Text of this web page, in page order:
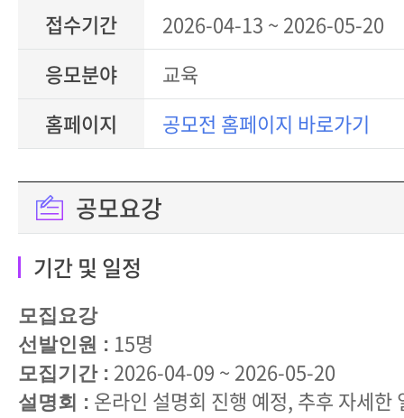
접수기간
2026-04-13 ~ 2026-05-20
응모분야
교육
홈페이지
공모전 홈페이지 바로가기
공모요강
기간 및 일정
모집요강
선발인원 : 15명
모집기간 : 2026-04-09 ~ 2026-05-20
설명회 : 온라인 설명회 진행 예정, 추후 자세한